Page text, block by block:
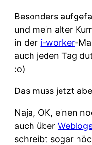
Besonders
und mein alter
in der i-worker-
auch jeden Tag
:o)
Das muss jetzt
Naja, OK, einen
auch überWeblogs
schreibt sogar